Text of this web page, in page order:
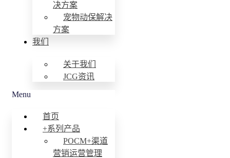
决方案
宠物动保解决
方案
我们
关于我们
JCG资讯
Menu
首页
+系列产品
POCM+渠道
营销运营管理